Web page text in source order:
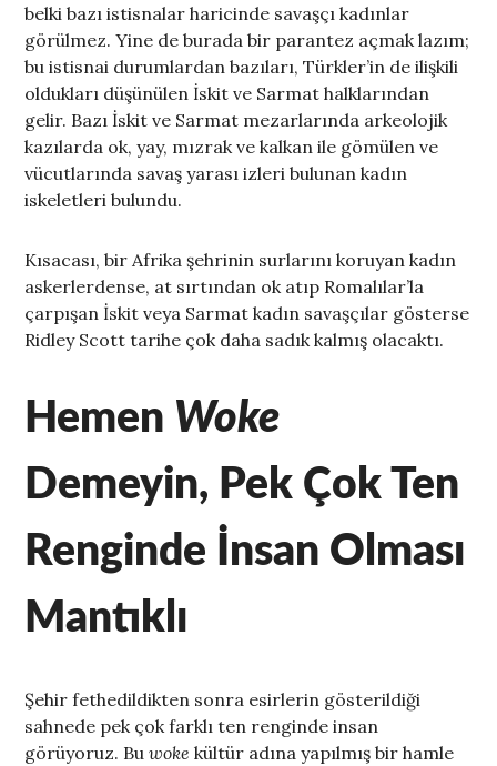
belki bazı istisnalar haricinde savaşçı kadınlar
görülmez. Yine de burada bir parantez açmak lazım;
bu istisnai durumlardan bazıları, Türkler’in de ilişkili
oldukları düşünülen İskit ve Sarmat halklarından
gelir. Bazı İskit ve Sarmat mezarlarında arkeolojik
kazılarda ok, yay, mızrak ve kalkan ile gömülen ve
vücutlarında savaş yarası izleri bulunan kadın
iskeletleri bulundu.
Kısacası, bir Afrika şehrinin surlarını koruyan kadın
askerlerdense, at sırtından ok atıp Romalılar’la
çarpışan İskit veya Sarmat kadın savaşçılar gösterse
Ridley Scott tarihe çok daha sadık kalmış olacaktı.
Hemen Woke
Demeyin, Pek Çok Ten
Renginde İnsan Olması
Mantıklı
Şehir fethedildikten sonra esirlerin gösterildiği
sahnede pek çok farklı ten renginde insan
görüyoruz. Buwoke kültür adına yapılmış bir hamle